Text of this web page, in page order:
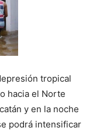
tropical
hacia el Norte
y en la noche
podrá intensificar